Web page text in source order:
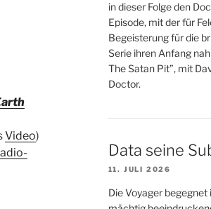
Video)
in dieser Folge den
Episode, mit der für
Begeisterung für die
Serie ihren Anfang
The Satan Pit”, mit
Doctor.
Data seine
11. JULI 2026
Die Voyager